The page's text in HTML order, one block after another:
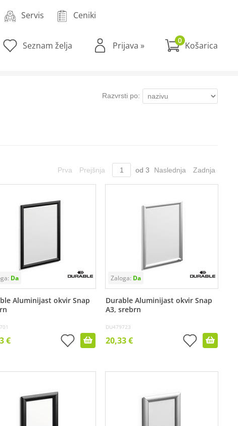
Servis Ceniki
Seznam želja Prijava » 0
Razvrsti po:
Prva Prejšnja od 3 Naslednja Zadnja
Aluminijast okvir Snap
€
Durable Aluminijast okvir Snap
A3, srebrn
DU479723
20,33 €